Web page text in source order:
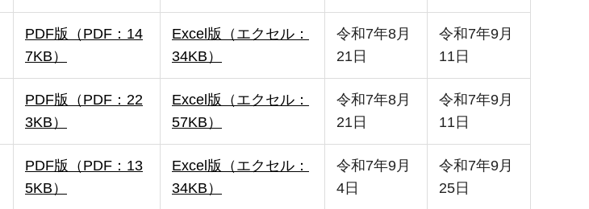
PDF版（PDF：14
7KB）
Excel版（エクセル：
34KB）
令和7年8月
21日
令和7年9月
11日
PDF版（PDF：22
3KB）
Excel版（エクセル：
57KB）
令和7年8月
21日
令和7年9月
11日
PDF版（PDF：13
5KB）
Excel版（エクセル：
34KB）
令和7年9月
4日
令和7年9月
25日